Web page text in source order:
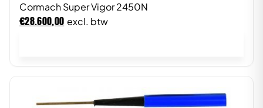
Cormach Super Vigor 2450N
€28.600,00 excl. btw